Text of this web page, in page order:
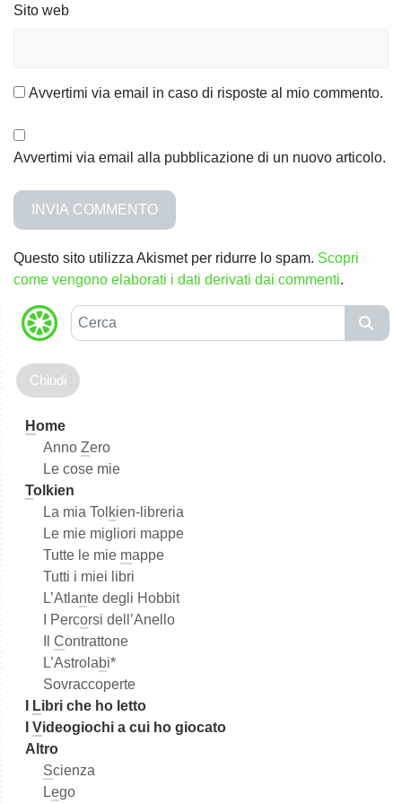
Sito web
Avvertimi via email in caso di risposte al mio commento.
Avvertimi via email alla pubblicazione di un nuovo articolo.
Questo sito utilizza Akismet per ridurre lo spam. Scopri
come vengono elaborati i dati derivati dai commenti.
C
e
c
Home
Anno Zero
Le cose mie
Tolkien
La mia Tol kien-libreria
Le mie migliori mappe
Tutte le mie mappe
Tutti i miei libri
L’Atlante degli Hobbit
I Percorsi dell’Anello
Contrattone
L’Astrolabi*
Sovraccoperte
Libri che ho letto
Videogiochi a cui ho giocato
Altro
Scienza
Lego